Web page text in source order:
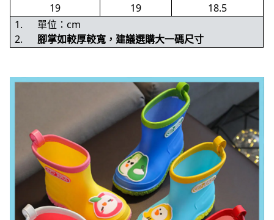
19
19
18.5
1.
單位：cm
2.
腳掌如較厚較寬，建議選購大一碼尺寸